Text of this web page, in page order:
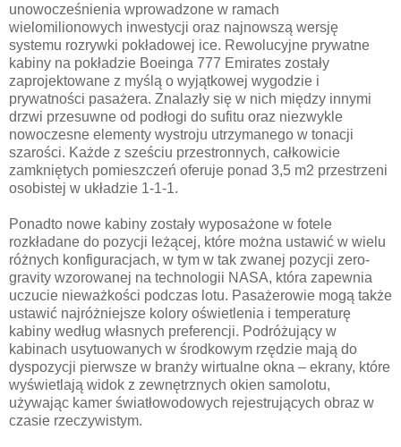
unowocześnienia wprowadzone w ramach
wielomilionowych inwestycji oraz najnowszą wersję
systemu rozrywki pokładowej ice. Rewolucyjne prywatne
kabiny na pokładzie Boeinga 777 Emirates zostały
zaprojektowane z myślą o wyjątkowej wygodzie i
prywatności pasażera. Znalazły się w nich między innymi
drzwi przesuwne od podłogi do sufitu oraz niezwykle
nowoczesne elementy wystroju utrzymanego w tonacji
szarości. Każde z sześciu przestronnych, całkowicie
zamkniętych pomieszczeń oferuje ponad 3,5 m2 przestrzeni
osobistej w układzie 1-1-1.
Ponadto nowe kabiny zostały wyposażone w fotele
rozkładane do pozycji leżącej, które można ustawić w wielu
różnych konfiguracjach, w tym w tak zwanej pozycji zero-
gravity wzorowanej na technologii NASA, która zapewnia
uczucie nieważkości podczas lotu. Pasażerowie mogą także
ustawić najróżniejsze kolory oświetlenia i temperaturę
kabiny według własnych preferencji. Podróżujący w
kabinach usytuowanych w środkowym rzędzie mają do
dyspozycji pierwsze w branży wirtualne okna – ekrany, które
wyświetlają widok z zewnętrznych okien samolotu,
używając kamer światłowodowych rejestrujących obraz w
czasie rzeczywistym.